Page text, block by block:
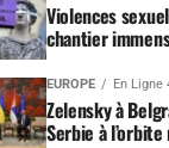
Violences
chantier
EUROPE En Ligne
Zelensky à
Serbie à l’orbite